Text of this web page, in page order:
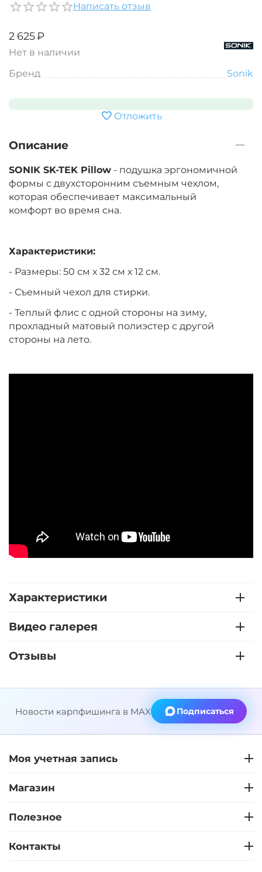
Написать отзыв
‍2 625‍₽
Нет в наличии
Бренд
Sonik
Отложить
Описание
SONIK SK-TEK Pillow - подушка эргономичной
формы с двухсторонним съемным чехлом,
которая обеспечивает максимальный
комфорт во время сна.
Характеристики:
- Размеры: 50 см х 32 см х 12 см.
- Съемный чехол для стирки.
- Теплый флис с одной стороны на зиму,
прохладный матовый полиэстер с другой
стороны на лето.
Характеристики
Видео галерея
Отзывы
Новости карпфишинга в MAX Подписаться
Моя учетная запись
Магазин
Полезное
Контакты